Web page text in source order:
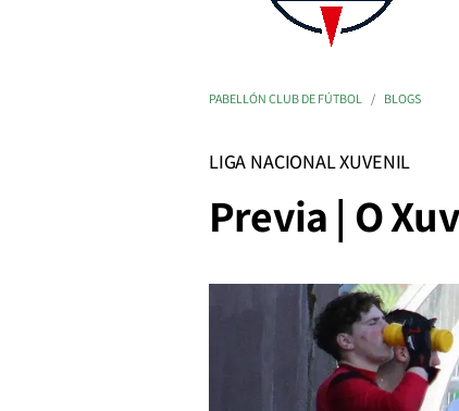
PABELLÓN CLUB DE FÚTBOL BLOGS
LIGA NACIONAL XUVENIL
Previa | O